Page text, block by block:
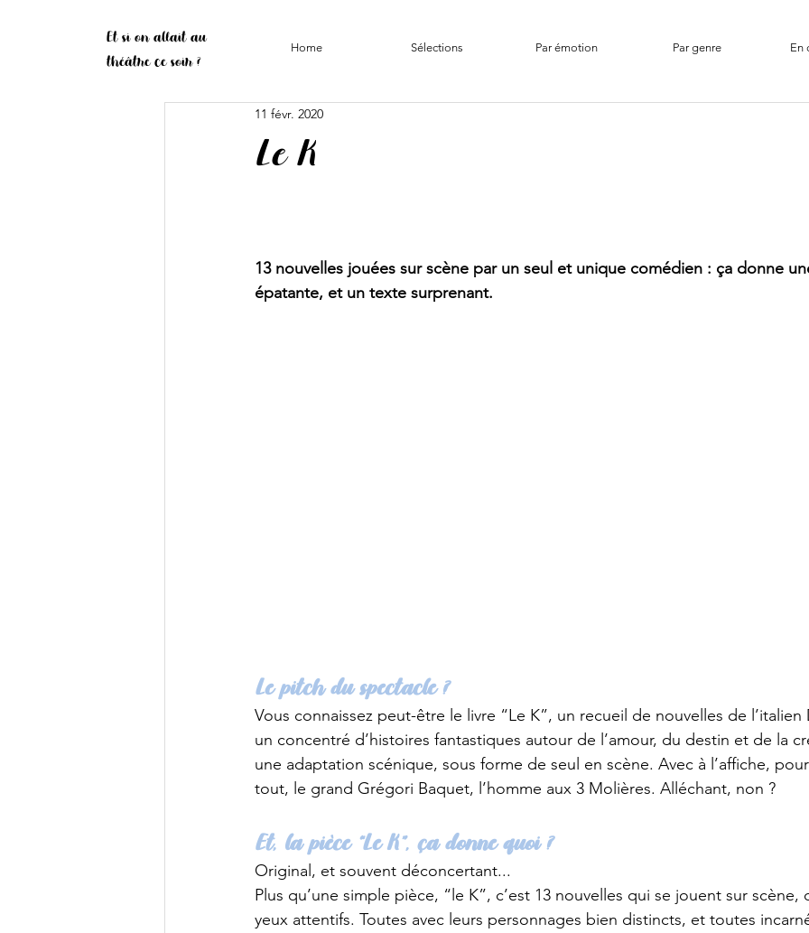
Et si on allait au
théâtre ce soir ?
Home Sélections Par émotion Par genre En
Le K
11 févr. 2020
13 nouvelles jouées sur scène par un seul et unique comédien : ça donne
épatante, et un texte surprenant.
Le pitch du spectacle ?
Vous connaissez peut-être le livre “Le K”, un recueil de nouvelles de
un concentré d’histoires fantastiques autour de l’amour, du destin et de la
une adaptation scénique, sous forme de seul en scène. Avec à l’affiche,
tout, le grand Grégori Baquet, l’homme aux 3 Molières. Alléchant, non ?
Et, la pièce “Le K”, ça donne quoi ?
Original, et souvent déconcertant...
Plus qu’une simple pièce, “le K”, c’est 13 nouvelles qui se jouent sur
yeux attentifs. Toutes avec leurs personnages bien distincts, et toutes